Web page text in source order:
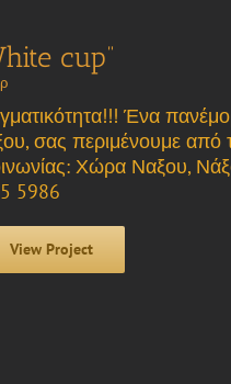
cup”
Ένα
σας περιμένουμε από
Χώρα Ναξου,
5986
View Project